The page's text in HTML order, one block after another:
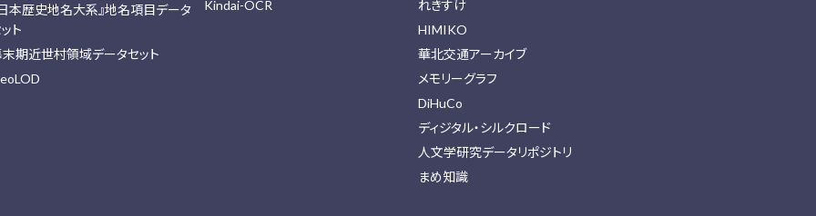
本歴史地名大系』地名項目データ
ト
期近世村領域データセット
Kindai-OCR
れきすけ
HIMIKO
華北交通アーカイブ
メモリーグラフ
DiHuCo
ディジタル・シルクロード
人文学研究データリポジトリ
まめ知識